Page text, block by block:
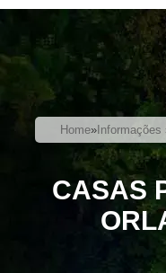
Home»Informações
CASAS